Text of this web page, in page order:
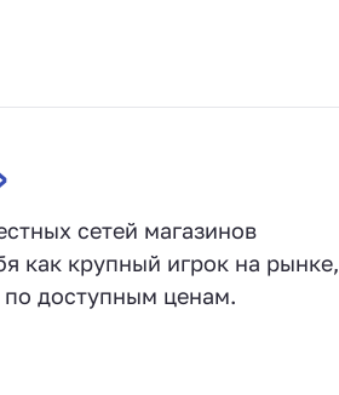
сетей магазинов
как крупный игрок на рынке,
доступным ценам.